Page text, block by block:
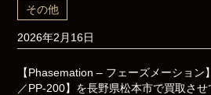
その他
2026年2月16日
【Phasemation – フェーズメーショ
／PP-200】を長野県松本市で買取させ